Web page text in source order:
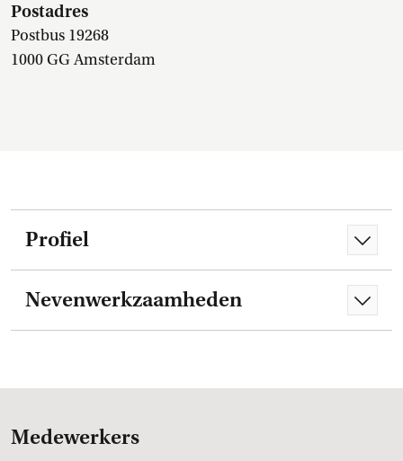
Postadres
Postbus 19268
1000 GG Amsterdam
Profiel
Nevenwerkzaamheden
Medewerkers